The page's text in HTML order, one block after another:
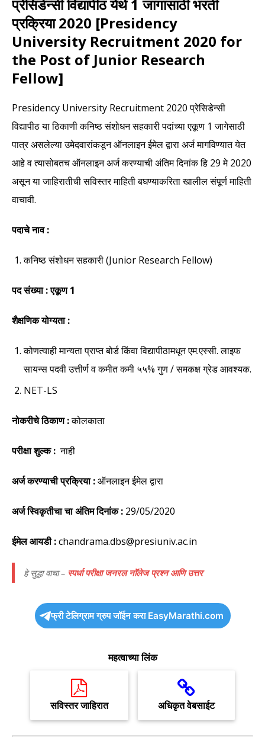
प्रेसिडेन्सी विद्यापीठ येथे 1 जागांसाठी भरती
प्रक्रिया 2020 [Presidency
University Recruitment 2020 for
the Post of Junior Research
Fellow]
Presidency University Recruitment 2020 प्रेसिडेन्सी
विद्यापीठ या ठिकाणी कनिष्ठ संशोधन सहकारी पदांच्या एकूण 1 जागेसाठी
पात्र असलेल्या उमेदवारांकडून ऑनलाइन ईमेल द्वारा अर्ज मागविण्यात येत
आहे व त्यासोबतच ऑनलाइन अर्ज करण्याची अंतिम दिनांक हि 29 मे 2020
असून या जाहिरातीची सविस्तर माहिती बघण्याकरिता खालील संपूर्ण माहिती
वाचावी.
पदाचे नाव :
कनिष्ठ संशोधन सहकारी (Junior Research Fellow)
पद संख्या : एकूण 1
शैक्षणिक योग्यता :
कोणत्याही मान्यता प्राप्त बोर्ड किंवा विद्यापीठामधून एम.एस्सी. लाइफ
सायन्स पदवी उत्तीर्ण व कमीत कमी ५५% गुण / समकक्ष ग्रेड आवश्यक.
NET-LS
नोकरीचे ठिकाण :कोलकाता
परीक्षा शुल्क : नाही
अर्ज करण्याची प्रक्रिया :ऑनलाइन ईमेल द्वारा
अर्ज स्विकृतीचा चा अंतिम दिनांक : 29/05/2020
ईमेल आयडी :chandrama.dbs@presiuniv.ac.in
हे सुद्धा वाचा – स्पर्धा परीक्षा जनरल नाॅॅलेज प्रश्न आणि उत्तर
फ्री टेलिग्राम ग्रुप जॉईन करा EasyMarathi.com
महत्वाच्या लिंक
सविस्तर जाहिरात अधिकृत वेबसाईट